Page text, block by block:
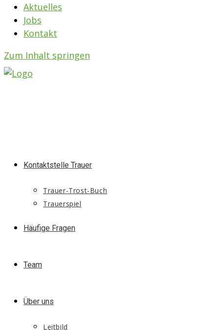
Aktuelles
Jobs
Kontakt
Zum Inhalt springen
Kontaktstelle Trauer
Trauer-Trost-Buch
Trauerspiel
Häufige Fragen
Team
Über uns
Leitbild